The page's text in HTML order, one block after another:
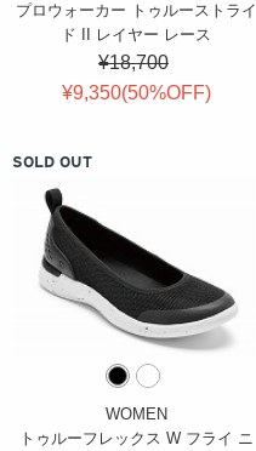
プロウォーカー トゥルーストライ
ド II レイヤー レース
¥18,700
¥9,350(50%OFF)
SOLD OUT
WOMEN
トゥルーフレックス W フライ ニ